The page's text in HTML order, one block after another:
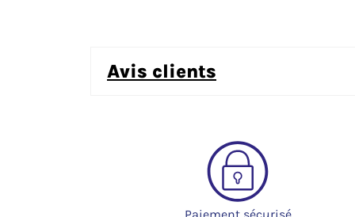
avis clients